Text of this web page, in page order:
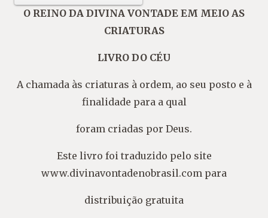
O REINO DA DIVINA VONTADE EM MEIO AS
CRIATURAS
LIVRO DO CÉU
A chamada às criaturas à ordem, ao seu posto e à
finalidade para a qual
foram criadas por Deus.
Este livro foi traduzido pelo site
www.divinavontadenobrasil.com para
distribuição gratuita